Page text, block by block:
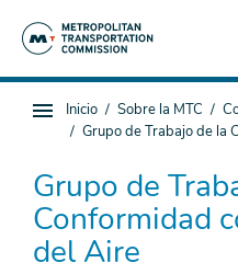
Navegación
subpágina
Estás
aquí
Inicio Sobre la MTC
Grupo de Trabajo de la
Grupo de
Conformidad
del Aire